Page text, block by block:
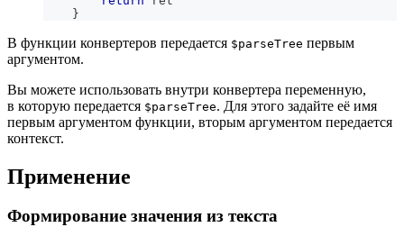
}
В функции конвертеров передается $parseTree первым
аргументом.
Вы можете использовать внутри конвертера переменную,
в которую передается $parseTree. Для этого задайте её имя
первым аргументом функции, вторым аргументом передается
контекст.
Применение
Формирование значения из текста